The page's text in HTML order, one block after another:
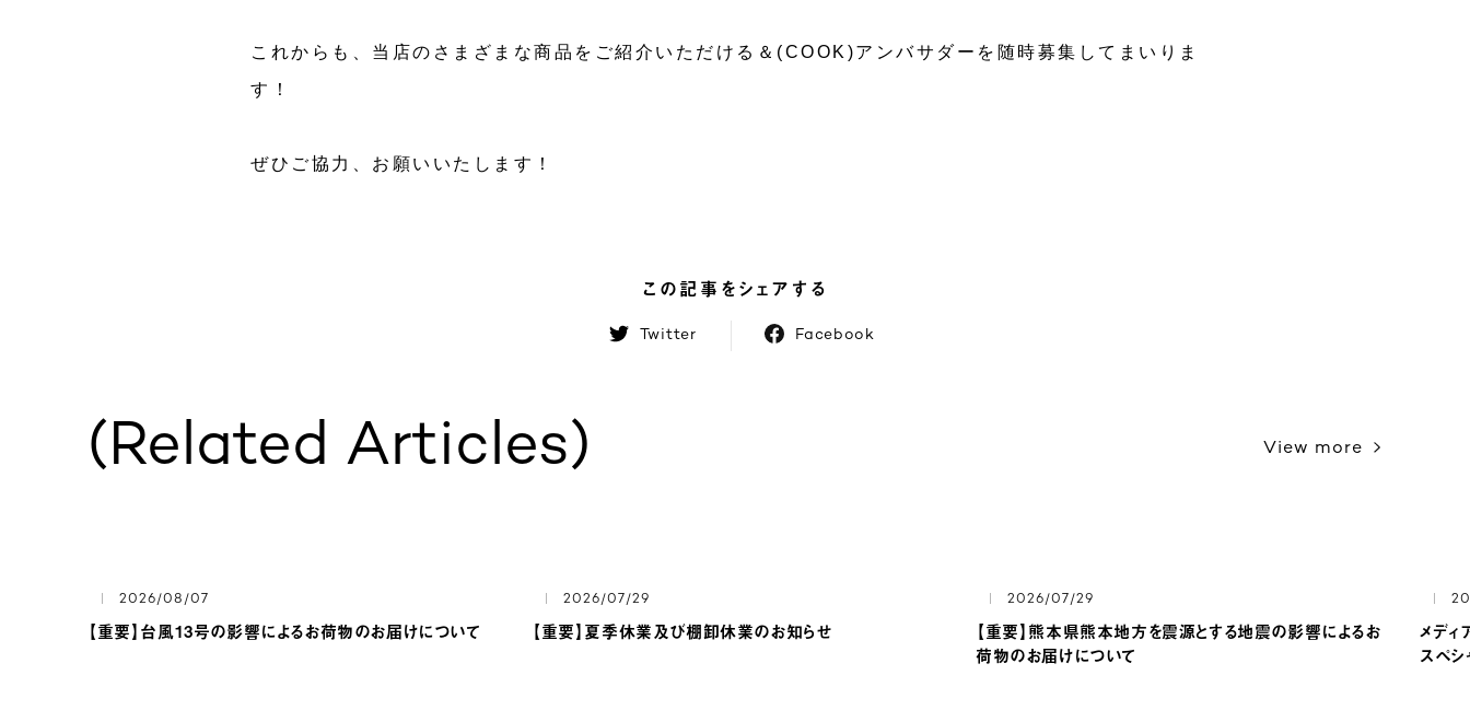
これからも、当店のさまざまな商品をご紹介いただける＆(COOK)アンバサダーを随時募集してまいりま
す！
ぜひご協力、お願いいたします！
この記事をシェアする
Twitter Facebook
(Related Articles) View more
2026/08/07
【重要】台風13号の影響によるお荷物のお届けについて
2026/07/29
【重要】夏季休業及び棚卸休業のお知らせ
2026/07/29
【重要】熊本県熊本地方を震源とする地震の影響によるお
荷物のお届けについて
メデ
スペシ